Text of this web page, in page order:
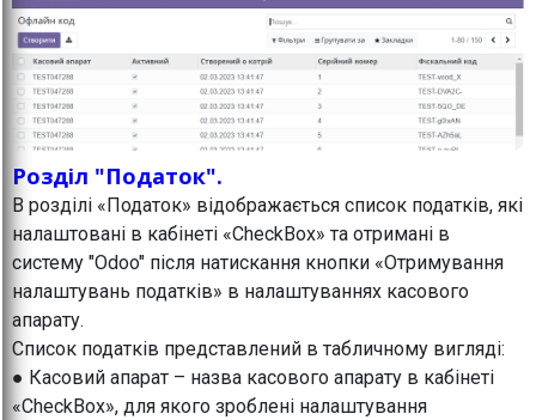
Розділ "Податок".
В розділі «Податок» відображається список податків, які
налаштовані в кабінеті «CheckBox» та отримані в
систему "Odoo" після натискання кнопки «Отримування
налаштувань податків» в налаштуваннях касового
апарату.
Список податків представлений в табличному вигляді:
● Касовий апарат – назва касового апарату в кабінеті
«CheckBox», для якого зроблені налаштування